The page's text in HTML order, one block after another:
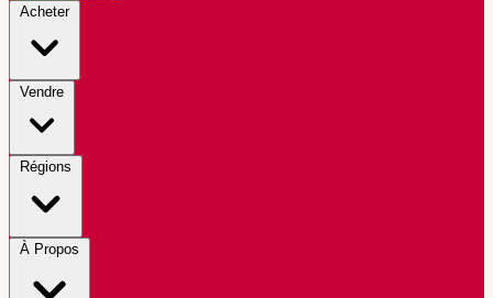
Acheter
Vendre
Régions
À Propos